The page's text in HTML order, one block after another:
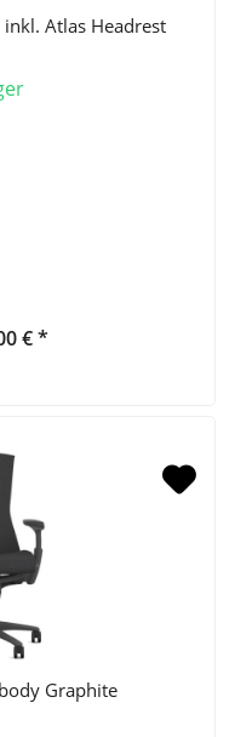
Atlas Headrest
€ *
Graphite